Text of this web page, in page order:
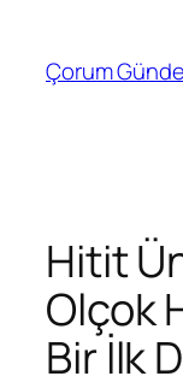
Çorum
Hitit
Olçok
Bir İlk